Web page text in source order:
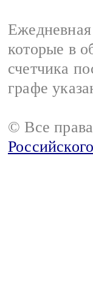
которые в
счетчика
графе
© Все